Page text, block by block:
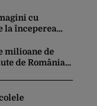
cu
la începerea
din Iran
milioane de
de România